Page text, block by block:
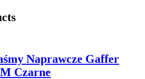
Naprawcze Gaffer
Czarne